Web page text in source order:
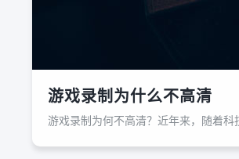
游戏录制为什么不高清